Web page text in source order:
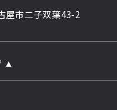
市二子双葉43-2